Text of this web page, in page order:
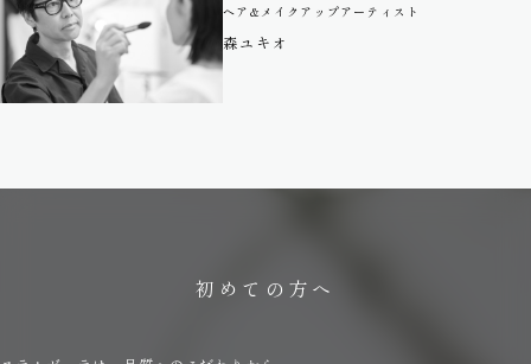
ヘア&メイクアップアーティスト
森ユキオ
初めての方へ